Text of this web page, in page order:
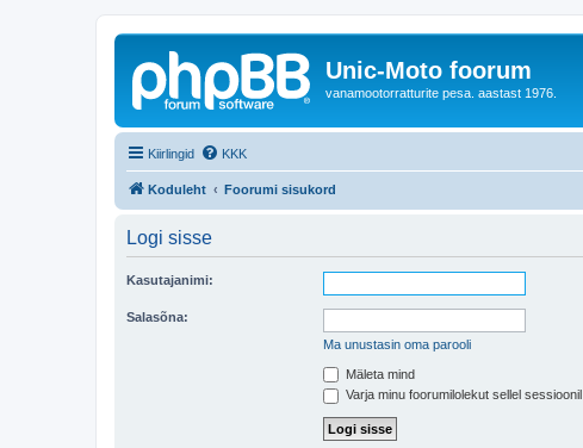
Unic-Moto foorum
vanamootorratturite pesa. aastast 1976.
Kiirlingid KKK
Koduleht Foorumi sisukord
Logi sisse
Kasutajanimi:
Salasõna:
Ma unustasin oma parooli
Mäleta mind
Varja minu foorumilolekut sellel sessioonil